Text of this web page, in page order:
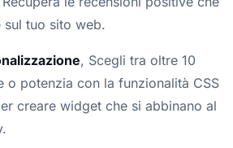
tuo sito web.
, Scegli tra oltre 10
o potenzia con la funzionalità CSS
creare widget che si abbinano al